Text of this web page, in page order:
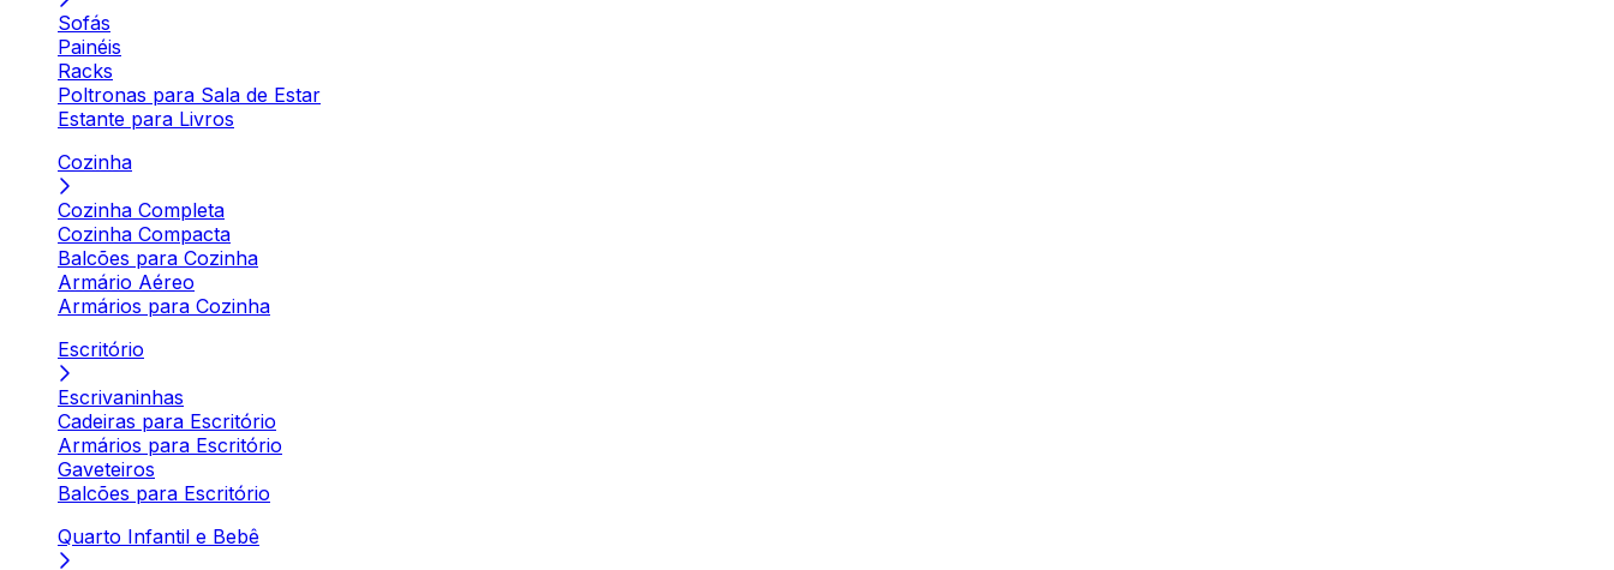
Sofás
Painéis
Racks
Poltronas para Sala de Estar
Estante para Livros
Cozinha
Cozinha Completa
Cozinha Compacta
Balcões para Cozinha
Armário Aéreo
Armários para Cozinha
Escritório
Escrivaninhas
Cadeiras para Escritório
Armários para Escritório
Gaveteiros
Balcões para Escritório
Quarto Infantil e Bebê